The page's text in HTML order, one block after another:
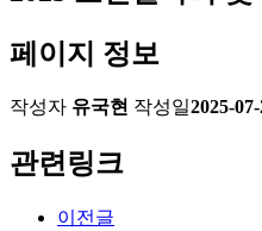
페이지 정보
작성자 유국현 작성일2025-
관련링크
이전글